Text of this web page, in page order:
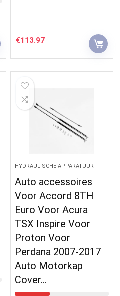
€113.97
HYDRAULISCHE APPARATUUR
Auto accessoires
Voor Accord 8TH
Euro Voor Acura
TSX Inspire Voor
Proton Voor
Perdana 2007-2017
Auto Motorkap
Cover…